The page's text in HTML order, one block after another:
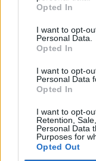
Opted In
I want to opt-
Personal Data.
Opted In
I want to opt-
Personal Data
Opted In
I want to opt-
Retention,
Personal Data
Purposes for
Opted Out
Žinios | Orai
V. Zalužno
Laidos | Nauja diena
K. Prunskienės
prieš mirtį: „Tai
ženklas“